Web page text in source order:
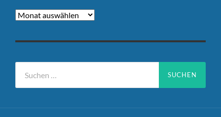
Archive
nach: